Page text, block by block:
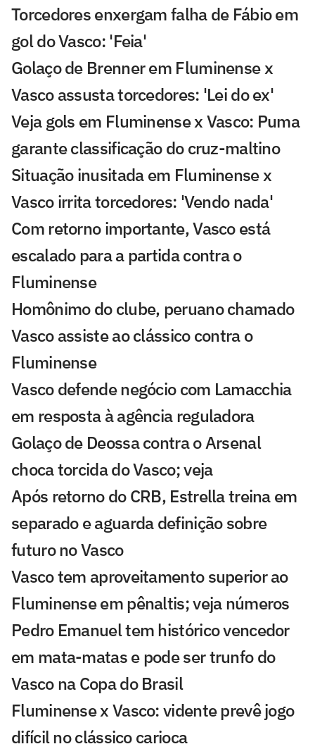
Torcedores enxergam falha de Fábio em
gol do Vasco: 'Feia'
Golaço de Brenner em Fluminense x
Vasco assusta torcedores: 'Lei do ex'
Veja gols em Fluminense x Vasco: Puma
garante classificação do cruz-maltino
Situação inusitada em Fluminense x
Vasco irrita torcedores: 'Vendo nada'
Com retorno importante, Vasco está
escalado para a partida contra o
Fluminense
Homônimo do clube, peruano chamado
Vasco assiste ao clássico contra o
Fluminense
Vasco defende negócio com Lamacchia
em resposta à agência reguladora
Golaço de Deossa contra o Arsenal
choca torcida do Vasco; veja
Após retorno do CRB, Estrella treina em
separado e aguarda definição sobre
futuro no Vasco
Vasco tem aproveitamento superior ao
Fluminense em pênaltis; veja números
Pedro Emanuel tem histórico vencedor
em mata-matas e pode ser trunfo do
Vasco na Copa do Brasil
Fluminense x Vasco: vidente prevê jogo
difícil no clássico carioca